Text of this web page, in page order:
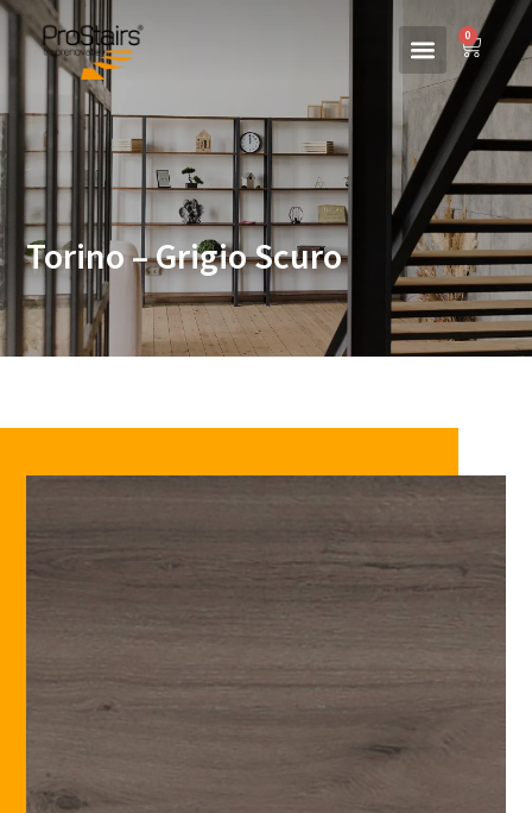
0
Torino – Grigio Scuro